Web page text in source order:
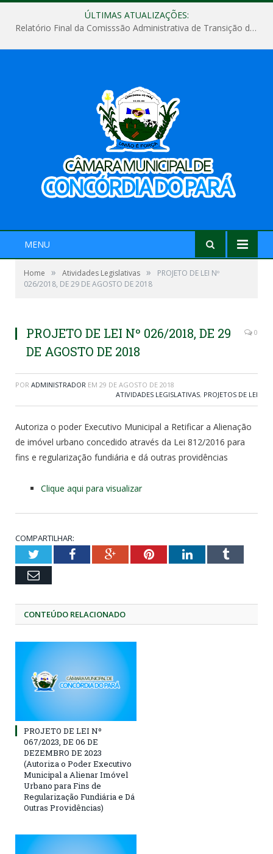
ÚLTIMAS ATUALIZAÇÕES:
Relatório Final da Comisssão Administrativa de Transição de Mandato do Poder Legislativo do Município de Concórdia do Pará
MENU
Home » Atividades Legislativas »
PROJETO DE LEI Nº
026/2018, DE 29 DE AGOSTO DE 2018
PROJETO DE LEI Nº 026/2018, DE 29
DE AGOSTO DE 2018
0
POR ADMINISTRADOR EM 29 DE AGOSTO DE 2018
ATIVIDADES LEGISLATIVAS, PROJETOS DE LEI
Autoriza o poder Executivo Municipal a Retificar a Alienação
de imóvel urbano concedido através da Lei 812/2016 para
fins e regularização fundiária e dá outras providências
Clique aqui para visualizar
COMPARTILHAR:
TwitterFacebookGoogle+PinterestLinkedInTumblr
Email
CONTEÚDO RELACIONADO
PROJETO DE LEI Nº
067/2023, DE 06 DE
DEZEMBRO DE 2023
(Autoriza o Poder Executivo
Municipal a Alienar Imóvel
Urbano para Fins de
Regularização Fundiária e Dá
Outras Providências)